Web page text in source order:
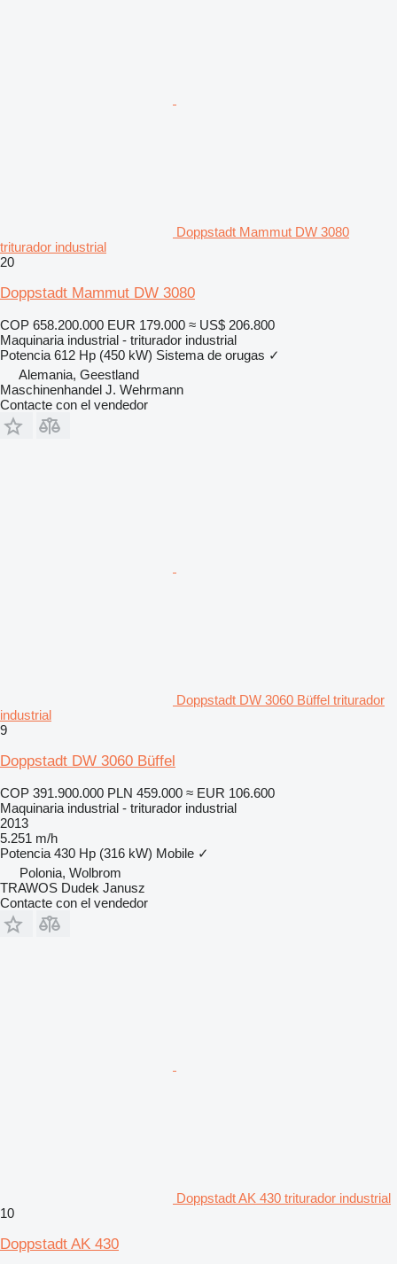
Doppstadt Mammut DW 3080
triturador industrial
20
Doppstadt Mammut DW 3080
COP 658.200.000 EUR 179.000 ≈ US$ 206.800
Maquinaria industrial - triturador industrial
Potencia 612 Hp (450 kW) Sistema de orugas ✓
Alemania, Geestland
Maschinenhandel J. Wehrmann
Contacte con el vendedor
Doppstadt DW 3060 Büffel triturador
industrial
9
Doppstadt DW 3060 Büffel
COP 391.900.000 PLN 459.000 ≈ EUR 106.600
Maquinaria industrial - triturador industrial
2013
5.251 m/h
Potencia 430 Hp (316 kW) Mobile ✓
Polonia, Wolbrom
TRAWOS Dudek Janusz
Contacte con el vendedor
Doppstadt AK 430 triturador industrial
10
Doppstadt AK 430